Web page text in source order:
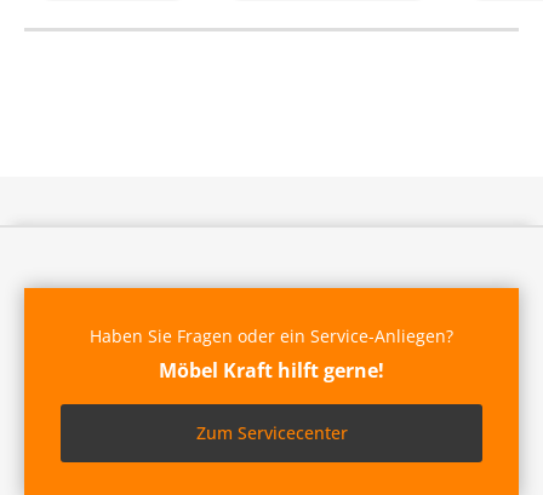
Haben Sie Fragen oder ein Service-Anliegen?
Möbel Kraft hilft gerne!
Zum Servicecenter